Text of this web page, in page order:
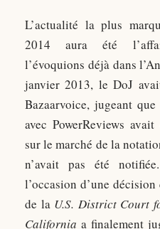
L’actualité la plus
2014 aura été
l’évoquions déjà dans
janvier 2013, le DoJ
Bazaarvoice, jugeant
avec PowerReviews
sur le marché de la
n’avait pas été
l’occasion d’une
de la U.S. District Court
California a finalement